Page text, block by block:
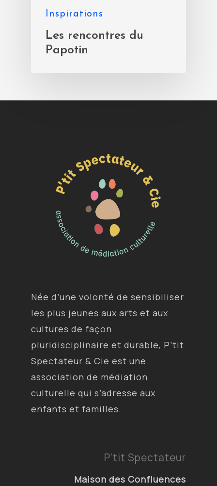
Inspirations
Les rencontres du
Papotin
Née d’une volonté de sensibiliser
les plus jeunes aux arts et aux
cultures de façon
pluridisciplinaire et durable, P’tit
Spectateur & Cie est une
association de médiation
culturelle qui s’adresse aux
enfants et familles.
P’tit Spectateur
Maison des Confluences